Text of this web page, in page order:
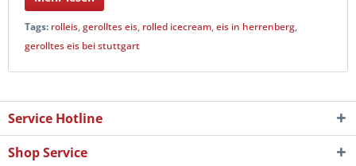
Tags: rolleis,gerolltes eis, rolled icecream,eis in herrenberg,
gerolltes eis bei stuttgart
Service Hotline
Shop Service